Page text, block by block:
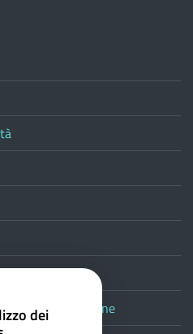
di pubblicazione
dei